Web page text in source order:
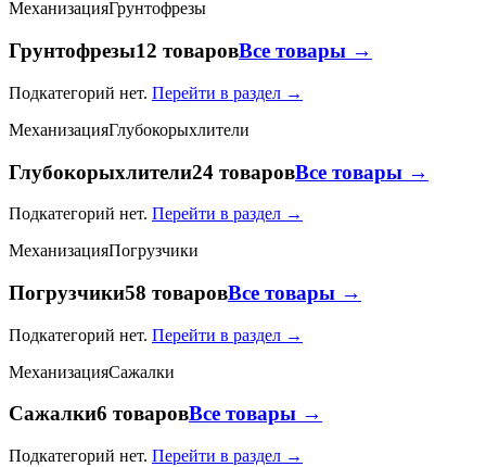
МеханизацияГрунтофрезы
Грунтофрезы12 товаровВсе товары →
Подкатегорий нет. Перейти в раздел →
МеханизацияГлубокорыхлители
Глубокорыхлители24 товаровВсе товары →
Подкатегорий нет. Перейти в раздел →
МеханизацияПогрузчики
Погрузчики58 товаровВсе товары →
Подкатегорий нет. Перейти в раздел →
МеханизацияСажалки
Сажалки6 товаровВсе товары →
Подкатегорий нет. Перейти в раздел →